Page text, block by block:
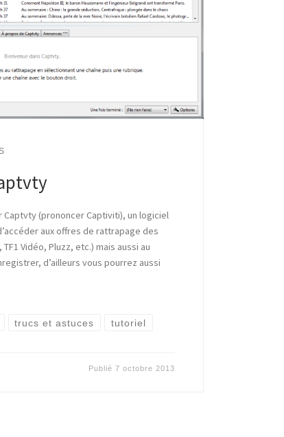
Captvty (prononcer Captiviti), un logiciel
aux offres de rattrapage des
Vidéo, Pluzz, etc.) mais aussi au
d’ailleurs vous pourrez aussi
trucs et astuces tutoriel
Publié 7 octobre 2013